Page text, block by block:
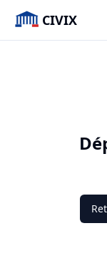
CIVIX